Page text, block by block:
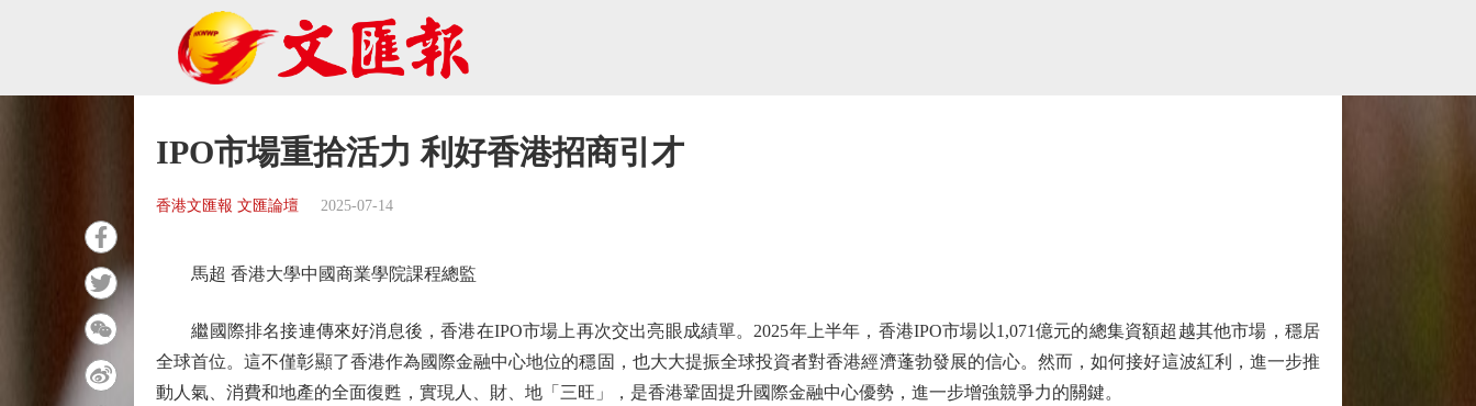
IPO市場重拾活力 利好香港招商引才
香港文匯報 文匯論壇 2025-07-14
馬超 香港大學中國商業學院課程總監
繼國際排名接連傳來好消息後，香港在IPO市場上再次交出亮眼成績單。2025年上半年，香港IPO市場以1,071億元的總集資額超越其他市場，穩居
全球首位。這不僅彰顯了香港作為國際金融中心地位的穩固，也大大提振全球投資者對香港經濟蓬勃發展的信心。然而，如何接好這波紅利，進一步推
動人氣、消費和地產的全面復甦，實現人、財、地「三旺」，是香港鞏固提升國際金融中心優勢，進一步增強競爭力的關鍵。